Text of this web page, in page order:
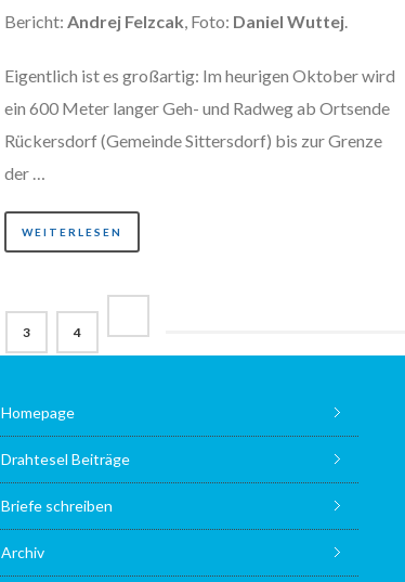
Bericht: Andrej Felzcak, Foto: Daniel Wuttej.
Eigentlich ist es großartig: Im heurigen Oktober wird
ein 600 Meter langer Geh- und Radweg ab Ortsende
Rückersdorf (Gemeinde Sittersdorf) bis zur Grenze
der …
WEITERLESEN
3 4
Homepage
Drahtesel Beiträge
Briefe schreiben
Archiv